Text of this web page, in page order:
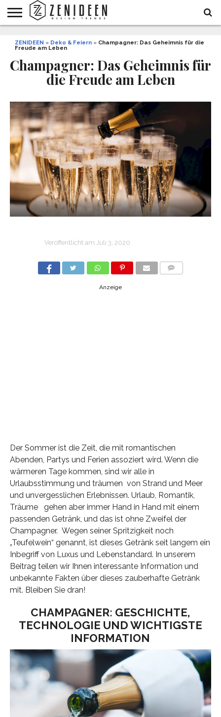
INNENDESIGN
ARCHITEKTUR
GARTEN
UND
LIFESTYLE
DEKO
&
DIY
STYLE
REZEPTE
GESUNDHEIT
WEIHNACHTEN
ZENIDEEN » Deko & Feiern » Champagner: Das Geheimnis für die
Freude am Leben
Champagner: Das Geheimnis für
die Freude am Leben
Veröffentlicht am Juli 3, 2020
Anzeige
Der Sommer ist die Zeit, die mit romantischen
Abenden, Partys und Ferien assoziert wird. Wenn die
wärmeren Tage kommen, sind wir alle in
Urlaubsstimmung und träumen von Strand und Meer
und unvergesslichen Erlebnissen. Urlaub, Romantik,
Träume gehen aber immer Hand in Hand mit einem
passenden Getränk, und das ist ohne Zweifel der
Champagner. Wegen seiner Spritzigkeit noch
„Teufelwein“ genannt, ist dieses Getränk seit langem ein
Inbegriff von Luxus und Lebenstandard. In unserem
Beitrag teilen wir Ihnen interessante Information und
unbekannte Fakten über dieses zauberhafte Getränk
mit. Bleiben Sie dran!
CHAMPAGNER: GESCHICHTE,
TECHNOLOGIE UND WICHTIGSTE
INFORMATION